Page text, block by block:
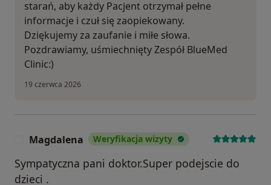
starań, aby każdy Pacjent otrzymał pełne
informacje i czuł się zaopiekowany.
Dziękujemy za zaufanie i miłe słowa.
Pozdrawiamy, uśmiechnięty Zespół BlueMed
Clinic:)
19 czerwca 2026
Magdalena Weryfikacja wizyty
Sympatyczna pani doktor.Super podejscie do
dzieci .